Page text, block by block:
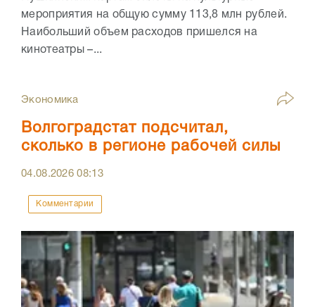
мероприятия на общую сумму 113,8 млн рублей.
Наибольший объем расходов пришелся на
кинотеатры –...
Экономика
Волгоградстат подсчитал,
сколько в регионе рабочей силы
04.08.202608:13
Комментарии